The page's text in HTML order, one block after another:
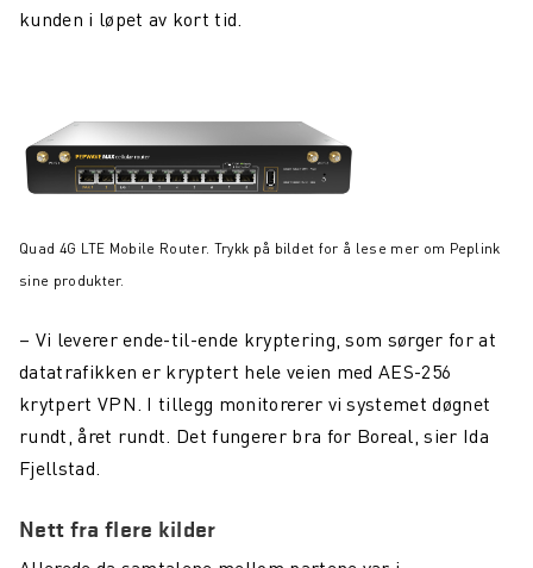
kunden i løpet av kort tid.
Quad 4G LTE Mobile Router. Trykk på bildet for å lese mer om Peplink
sine produkter.
– Vi leverer ende-til-ende kryptering, som sørger for at
datatrafikken er kryptert hele veien med AES-256
krytpert VPN. I tillegg monitorerer vi systemet døgnet
rundt, året rundt. Det fungerer bra for Boreal, sier Ida
Fjellstad.
Nett fra flere kilder